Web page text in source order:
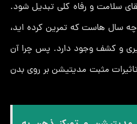
سلامت و رفاه کلی تبدیل شود.
سال هاست که تمرین کرده اید،
و کشف وجود دارد. پس چرا آن
مثبت مدیتیشن بر روی بدن